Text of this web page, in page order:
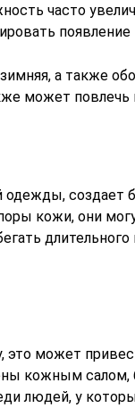
часто
а также
может повлечь
создает
кожи, они
это может
кожным салом,
людей, у